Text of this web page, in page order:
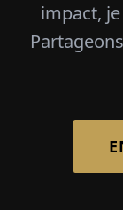
impact,